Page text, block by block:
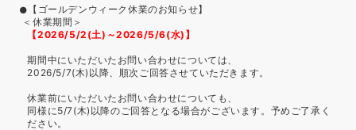
【ゴールデンウィーク休業のお知らせ】
＜休業期間＞
【2026/5/2(土)～2026/5/6(水)】
期間中にいただいたお問い合わせについては、
2026/5/7(木)以降、順次ご回答させていただきます。
休業前にいただいたお問い合わせについても、
同様に5/7(木)以降のご回答となる場合がございます。予めご了承く
ださい。